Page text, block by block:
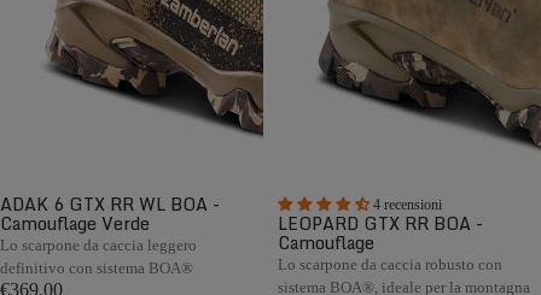
ADAK 6 GTX RR WL BOA -
Camouflage Verde
Lo scarpone da caccia leggero
definitivo con sistema BOA®
€369,00
4 recensioni
LEOPARD GTX RR BOA -
Camouflage
Lo scarpone da caccia robusto con
sistema BOA®, ideale per la montagna